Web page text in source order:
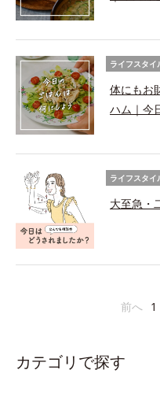
ライフスタイ
体にもお
ハム｜今
ライフスタイ
大至急・
前へ 1
カテゴリで探す